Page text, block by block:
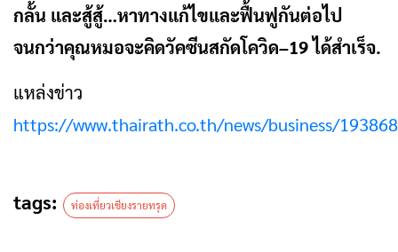
กลั้น และสู้สู้…หาทางแก้ไขและฟื้นฟูกันต่อไป
จนกว่าคุณหมอจะคิดวัคซีนสกัดโควิด–19 ได้สำเร็จ.
แหล่งข่าว
https://www.thairath.co.th/news/business/
tags: ท่องเที่ยวเชียงรายทรุด